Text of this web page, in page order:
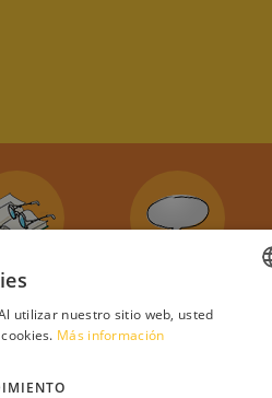
COMENTARIOS:
utilizar nuestro sitio web, usted
Más información